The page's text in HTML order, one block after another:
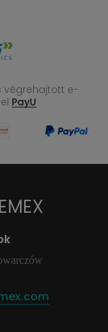
végrehajtott e-
PayU